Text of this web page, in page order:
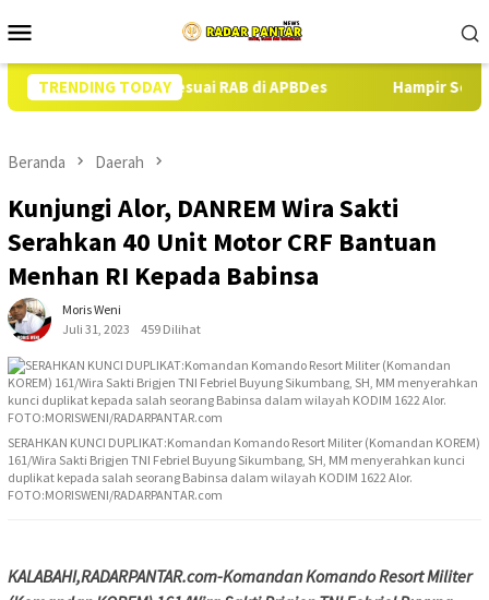
ke
Mobile
TRENDING TODAY
Babi Sesuai RAB di APBDes Hampir Setahun Jaksa
Beranda Daerah
Kunjungi Alor, DANREM Wira Sakti
Serahkan 40 Unit Motor CRF Bantuan
Menhan RI Kepada Babinsa
Moris Weni
Juli 31, 2023
459 Dilihat
SERAHKAN KUNCI DUPLIKAT:Komandan Komando Resort Militer (Komandan KOREM)
161/Wira Sakti Brigjen TNI Febriel Buyung Sikumbang, SH, MM menyerahkan kunci
duplikat kepada salah seorang Babinsa dalam wilayah KODIM 1622 Alor.
FOTO:MORISWENI/RADARPANTAR.com
KALABAHI,RADARPANTAR.com-Komandan Komando Resort Militer